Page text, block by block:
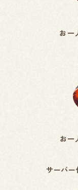
お一
お一
サーバ